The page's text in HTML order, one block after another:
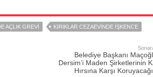
AÇLIK GREVI KIRIKLAR CEZAEVINDE İŞKENCE
Belediye Başkanı
Dersim’i Maden Şirketlerinin
Hırsına Karşı